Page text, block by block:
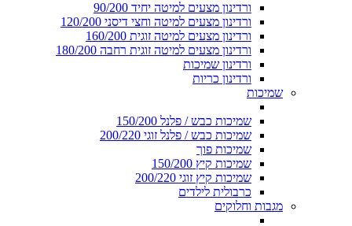
ורדינון מצעים למיטה יחיד 90/200
ורדינון מצעים למיטה וחצי דיסני 120/200
ורדינון מצעים למיטה זוגית 160/200
ורדינון מצעים למיטה זוגית רחבה 180/200
ורדינון שמיכות
ורדינון כריות
שמיכות
שמיכות כבש / פלנל 150/200
שמיכות כבש / פלנל זוגי 200/220
שמיכות פוך
שמיכות קיץ 150/200
שמיכות קיץ זוגי 200/220
כרבולית לילדים
מגבות וחלוקים